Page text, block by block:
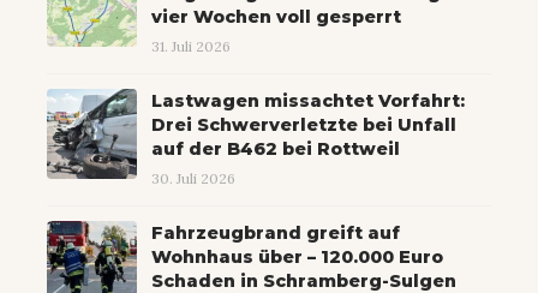
vier Wochen voll gesperrt
31. Juli 2026
Lastwagen missachtet Vorfahrt:
Drei Schwerverletzte bei Unfall
auf der B462 bei Rottweil
30. Juli 2026
Fahrzeugbrand greift auf
Wohnhaus über – 120.000 Euro
Schaden in Schramberg-Sulgen